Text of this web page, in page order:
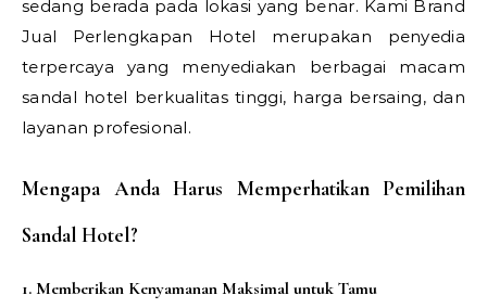
sedang berada pada lokasi yang benar. Kami Brand
Jual Perlengkapan Hotel merupakan penyedia
terpercaya yang menyediakan berbagai macam
sandal hotel berkualitas tinggi, harga bersaing, dan
layanan profesional.
Mengapa Anda Harus Memperhatikan Pemilihan
Sandal Hotel?
1. Memberikan Kenyamanan Maksimal untuk Tamu